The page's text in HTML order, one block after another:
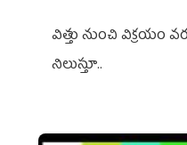
విత్తు నుంచి విక్రయం
నిలుస్తూ..